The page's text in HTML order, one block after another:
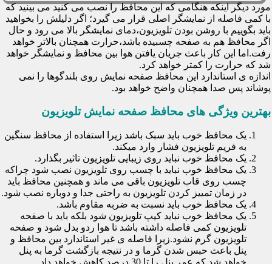
مورد دیگر اینکه هنگامی که این محافظ را نصب می کنید می بینید که
با کمی فاصله از نمایشگر اصلی قرار می گیرد؛ اگر دلیلش را بخواهید
باید بگوییم با روشن بودن تلویزیون،دمای نمایشگر بالا می رود و حال
اگر محافظ هم به صفحه چسبیده باشد،حرارت همچنان بالاتر خواهد
رفت.اما این کار باعث جریان یافتن هوا بین محافظ و نمایشگر خواهد
شد که حرارت را کمتر خواهد کرد.
اندازه ی استاندارد این محافظ صفحه نمایش روی بلندگوها را نمی
پوشاند پس صدا همچنان واضح خواهد بود.
بهترین ویژگی های محافظ صفحه نمایش تلویزیون
یک محافظ خوب باید سبک باشد زیرا استفاده از محافظ سنگین
به فریم تلویزیون فشار وارد میکند.
یک محافظ خوب نباید روی زیبایی تلویزیون تاثیر بگذارد.
یک محافظ خوب نباید با چسب روی تلویزیون نصب شود چراکه
چسب روی قاب تلویزیون باقی می ماند و همچنین محافظ باید
در زمان تمییز کردن تلویزیون به راحتی جدا و دوباره نصب شود.
یک محافظ خوب باید نسبت به ضربه مقاوم باشد.
یک محافظ خوب نباید کیپ تلویزیون شود بلکه باید با صفحه
تلویزیون کمی فاصله داشته باشد تا هوا ردو بدل شود و صفحه
تلویزیون گرم نشود.زیرا فاصله ی غیر استاندارد بین محافظ و
پنل باعث حبس شدن گرما و در نتیجه بازگشت گرما به پنل